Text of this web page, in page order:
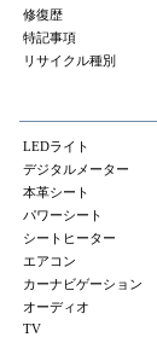
修復歴
特記事項
リサイクル種別
LEDライト
デジタルメーター
本革シート
パワーシート
シートヒーター
エアコン
カーナビゲーション
オーディオ
TV